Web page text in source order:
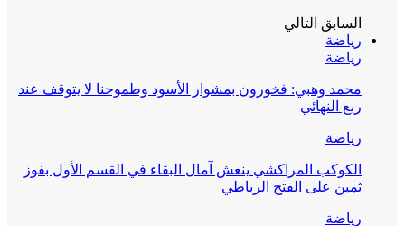
السابق التالي
رياضة
رياضة
محمد وهبي: فخورون بمشوار الأسود وطموحنا لا يتوقف عند
ربع النهائي
رياضة
الكوكب المراكشي ينعش آمال البقاء في القسم الأول بفوز
ثمين على الفتح الرباطي
رياضة